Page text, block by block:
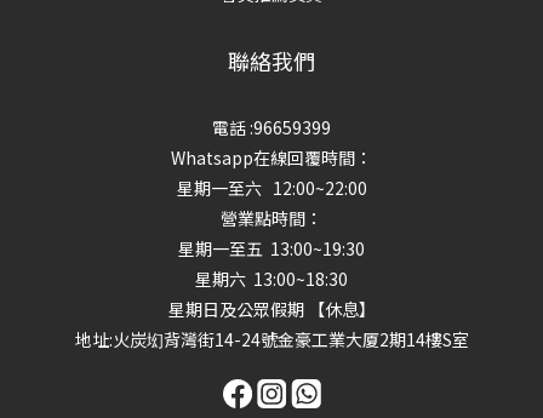
聯絡我們
電話 :96659399
Whatsapp在線回覆時間：
星期一至六 12:00~22:00
營業點時間：
星期一至五 13:00~19:30
星期六 13:00~18:30
星期日及公眾假期 【休息】
地址:火炭㘭背灣街14-24號金豪工業大厦2期14樓S室